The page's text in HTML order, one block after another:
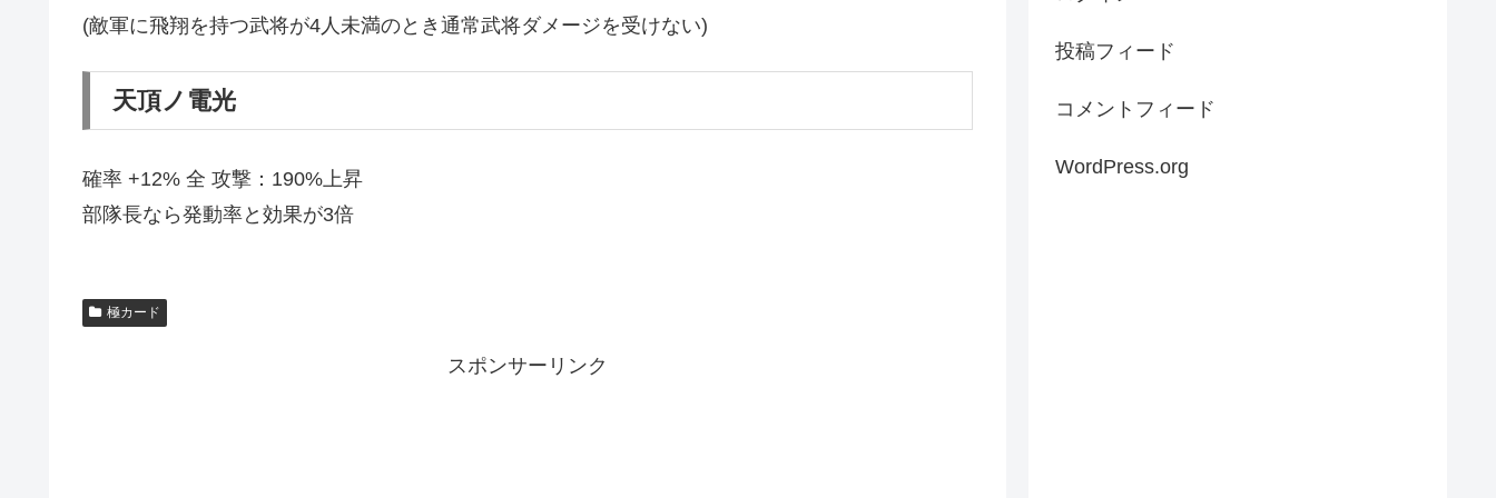
(敵軍に飛翔を持つ武将が4人未満のとき通常武将ダメージを受けない)
天頂ノ電光
確率 +12% 全 攻撃：190%上昇
部隊長なら発動率と効果が3倍
極カード
スポンサーリンク
投稿フィード
コメントフィード
WordPress.org